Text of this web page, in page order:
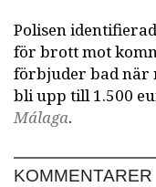
Polisen
för brott mot
förbjuder bad när
bli upp till 1.500
Málaga.
KOMMENTARER